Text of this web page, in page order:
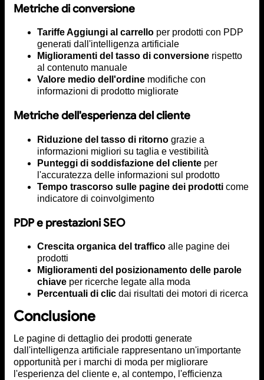
Metriche di conversione
Tariffe Aggiungi al carrello per prodotti con PDP
generati dall'intelligenza artificiale
Miglioramenti del tasso di conversione rispetto
al contenuto manuale
Valore medio dell'ordine modifiche con
informazioni di prodotto migliorate
Metriche dell'esperienza del cliente
Riduzione del tasso di ritorno grazie a
informazioni migliori su taglia e vestibilità
Punteggi di soddisfazione del cliente per
l'accuratezza delle informazioni sul prodotto
Tempo trascorso sulle pagine dei prodotti come
indicatore di coinvolgimento
PDP e prestazioni SEO
Crescita organica del traffico alle pagine dei
prodotti
Miglioramenti del posizionamento delle parole
chiave per ricerche legate alla moda
Percentuali di clic dai risultati dei motori di ricerca
Conclusione
Le pagine di dettaglio dei prodotti generate
dall'intelligenza artificiale rappresentano un'importante
opportunità per i marchi di moda per migliorare
l'esperienza del cliente e, al contempo, l'efficienza